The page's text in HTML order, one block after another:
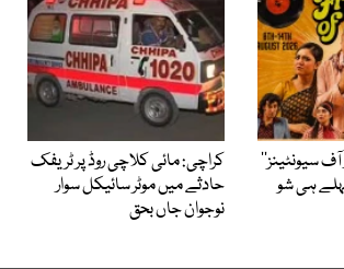
سیونٹینز‘‘
ہی شو
کراچی: مائی کلاچی روڈ پر ٹریفک
حادثے میں موٹر سائیکل سوار
نوجوان جاں بحق